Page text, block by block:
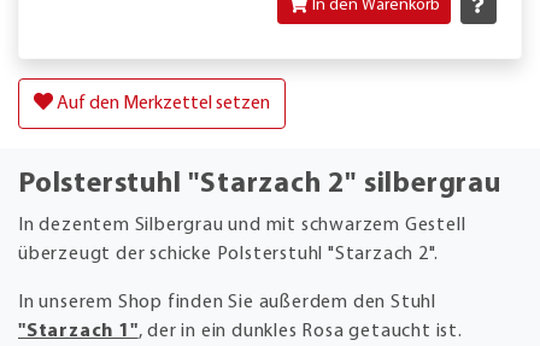
In den Warenkorb
Auf den Merkzettel setzen
Polsterstuhl "Starzach 2" silbergrau
In dezentem Silbergrau und mit schwarzem Gestell
überzeugt der schicke Polsterstuhl "Starzach 2".
In unserem Shop finden Sie außerdem den Stuhl
"Starzach 1", der in ein dunkles Rosa getaucht ist.